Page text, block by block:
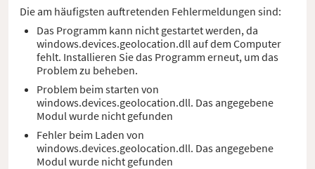
Die am häufigsten auftretenden Fehlermeldungen sind:
Das Programm kann nicht gestartet werden, da
windows.devices.geolocation.dll auf dem Computer
fehlt. Installieren Sie das Programm erneut, um das
Problem zu beheben.
Problem beim starten von
windows.devices.geolocation.dll. Das angegebene
Modul wurde nicht gefunden
Fehler beim Laden von
windows.devices.geolocation.dll. Das angegebene
Modul wurde nicht gefunden